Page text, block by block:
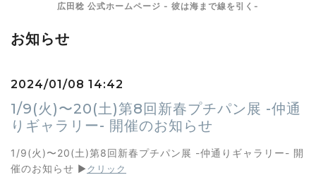
広田稔 公式ホームページ - 彼は海まで線を引く-
お知らせ
2024/01/08 14:42
1/9(火)〜20(土)第8回新春プチパン展 -仲通
りギャラリー- 開催のお知らせ
1/9(火)〜20(土)第8回新春プチパン展 -仲通りギャラリー- 開
催のお知らせ ▶︎クリック